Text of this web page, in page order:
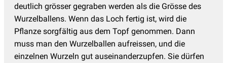
deutlich grösser gegraben werden als die Grösse des
Wurzelballens. Wenn das Loch fertig ist, wird die
Pflanze sorgfältig aus dem Topf genommen. Dann
muss man den Wurzelballen aufreissen, und die
einzelnen Wurzeln gut auseinanderzupfen. Sie dürfen